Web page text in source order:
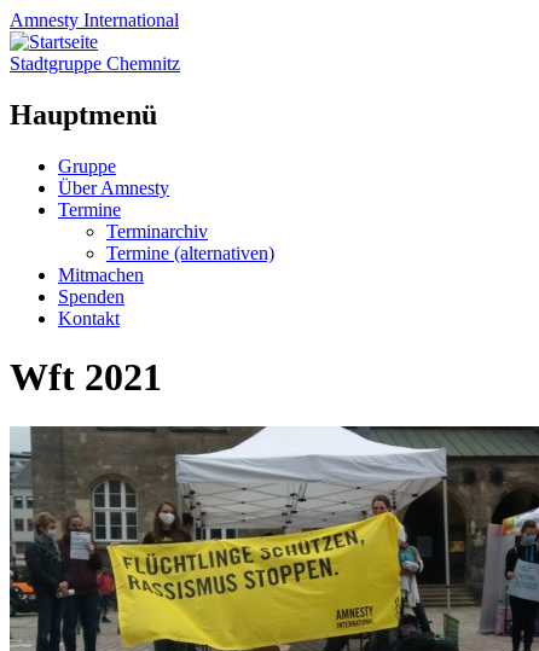
Amnesty International
Stadtgruppe Chemnitz
Hauptmenü
Zum
Inhalt
springen
Gruppe
Über Amnesty
Termine
Terminarchiv
Termine (alternativen)
Mitmachen
Spenden
Kontakt
Wft 2021